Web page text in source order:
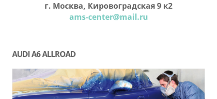
г. Москва, Кировоградская 9 к2
ams-center@mail.ru
AUDI A6 ALLROAD